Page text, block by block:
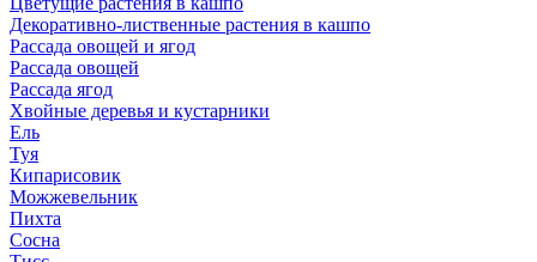
Декоративно-лиственные растения в кашпо
Рассада овощей и ягод
Рассада овощей
Рассада ягод
Хвойные деревья и кустарники
Ель
Туя
Кипарисовик
Можжевельник
Пихта
Сосна